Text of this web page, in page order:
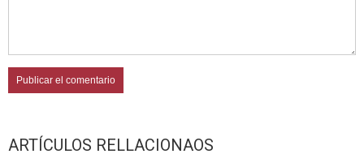
ARTÍCULOS RELLACIONAOS